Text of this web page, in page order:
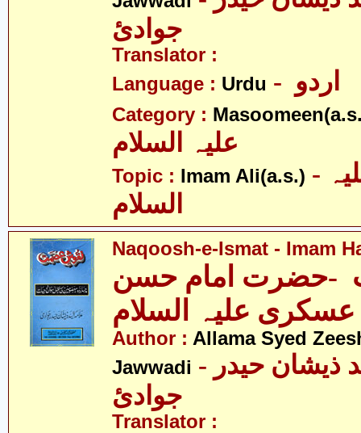
جوادئ
Translator :
Language : Urdu
Category :
Topic : Imam Ali(a.s.) - امام علی علیہ
السلام
Naqoosh-e-Ismat - Imam
-حضرت امام حسن
عسکری علیہ السلام
Author : Allama Syed
Jawwadi - علامہ سیّد ذیشان حیدر
جوادئ
Translator :